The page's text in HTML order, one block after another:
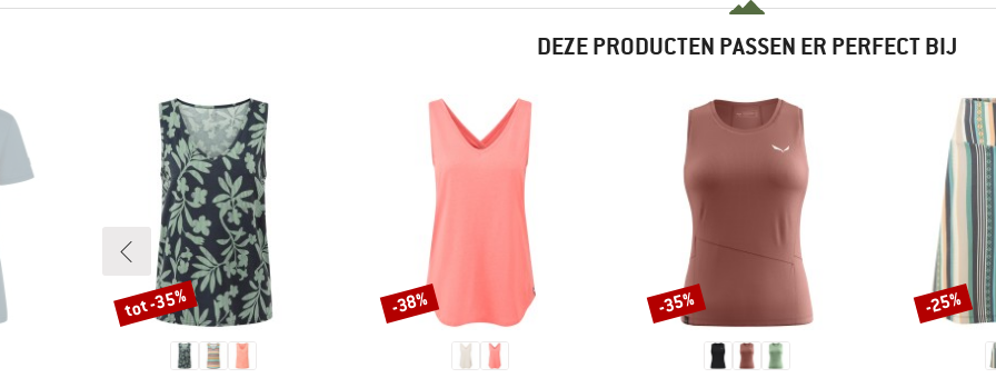
DEZE PRODUCTEN PASSEN ER PERFECT BIJ
Korting
tot -35% Korting
-38% Korting
-35% Korting
-25%